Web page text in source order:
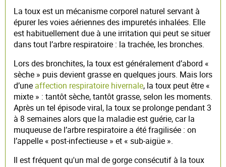
La toux est un mécanisme corporel naturel servant à
épurer les voies aériennes des impuretés inhalées. Elle
est habituellement due à une irritation qui peut se situer
dans tout l’arbre respiratoire : la trachée, les bronches.
Lors des bronchites, la toux est généralement d’abord «
sèche » puis devient grasse en quelques jours. Mais lors
d’une affection respiratoire hivernale, la toux peut être «
mixte » : tantôt sèche, tantôt grasse, selon les moments.
Après un tel épisode viral, la toux se prolonge pendant 3
à 8 semaines alors que la maladie est guérie, car la
muqueuse de l’arbre respiratoire a été fragilisée : on
l’appelle « post-infectieuse » et « sub-aigüe ».
Il est fréquent qu'un mal de gorge consécutif à la toux